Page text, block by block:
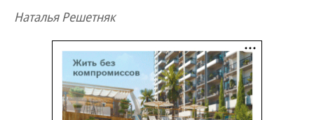
Наталья Решетняк